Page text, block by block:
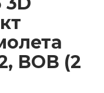
ВОВ (2